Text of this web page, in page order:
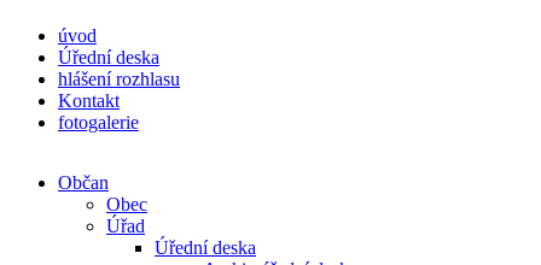
úvod
Úřední deska
hlášení rozhlasu
Kontakt
fotogalerie
Občan
Obec
Úřad
Úřední deska